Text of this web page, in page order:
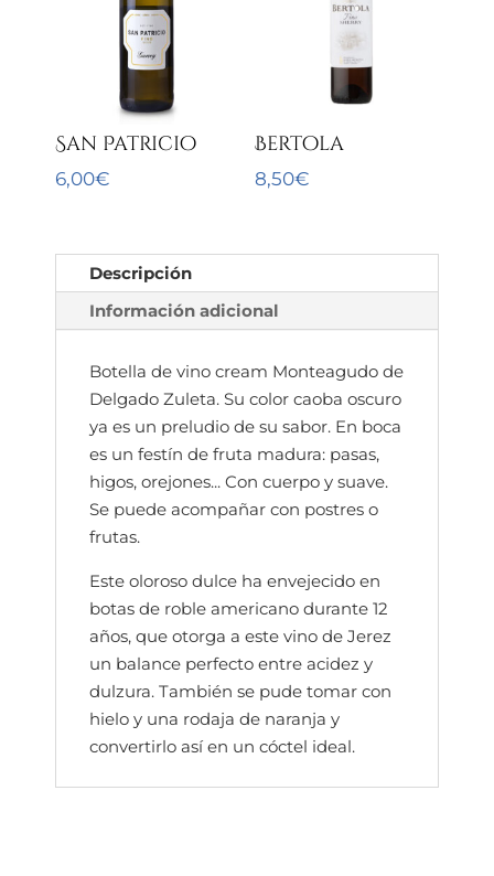
San Patricio
6,00€
Bertola
8,50€
Descripción
Información adicional
Botella de vino cream Monteagudo de
Delgado Zuleta. Su color caoba oscuro
ya es un preludio de su sabor. En boca
es un festín de fruta madura: pasas,
higos, orejones... Con cuerpo y suave.
Se puede acompañar con postres o
frutas.
Este oloroso dulce ha envejecido en
botas de roble americano durante 12
años, que otorga a este vino de Jerez
un balance perfecto entre acidez y
dulzura. También se pude tomar con
hielo y una rodaja de naranja y
convertirlo así en un cóctel ideal.